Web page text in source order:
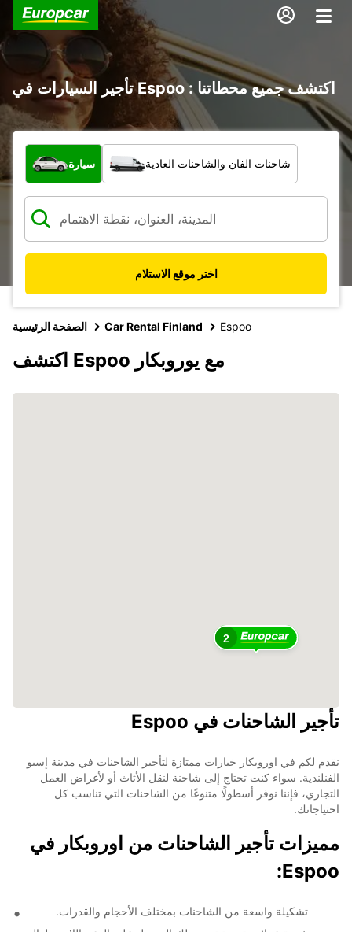
تأجير السيارات في Espoo : اكتشف جميع محطاتنا
ما نوع المركبة؟
سيارة شاحنات الفان والشاحنات العادية
اختر موقع الاستلام
الصفحة الرئيسية Car Rental Finland Espoo
اكتشف Espoo مع يوروبكار
2
تأجير الشاحنات في Espoo
نقدم لكم في اوروبكار خيارات ممتازة لتأجير الشاحنات في مدينة إسبو
الفنلندية. سواء كنت تحتاج إلى شاحنة لنقل الأثاث أو لأغراض العمل
التجاري، فإننا نوفر أسطولًا متنوعًا من الشاحنات التي تناسب كل
احتياجاتك.
مميزات تأجير الشاحنات من اوروبكار في
Espoo:
تشكيلة واسعة من الشاحنات بمختلف الأحجام والقدرات.